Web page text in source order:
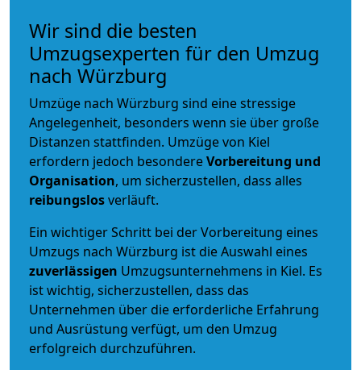
Wir sind die besten
Umzugsexperten für den Umzug
nach Würzburg
Umzüge nach Würzburg sind eine stressige
Angelegenheit, besonders wenn sie über große
Distanzen stattfinden. Umzüge von Kiel
erfordern jedoch besondereVorbereitung und
Organisation, um sicherzustellen, dass alles
reibungslosverläuft.
Ein wichtiger Schritt bei der Vorbereitung eines
Umzugs nach Würzburg ist die Auswahl eines
zuverlässigen Umzugsunternehmens in Kiel. Es
ist wichtig, sicherzustellen, dass das
Unternehmen über die erforderliche Erfahrung
und Ausrüstung verfügt, um den Umzug
erfolgreich durchzuführen.